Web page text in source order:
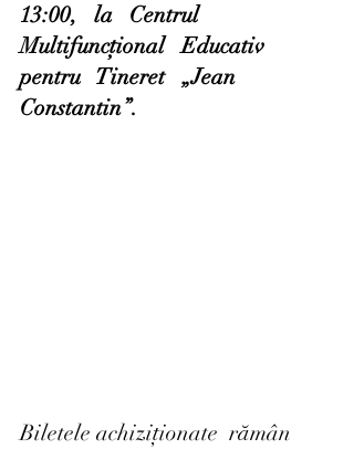
13:00,   la   Centrul
Multifuncțional   Educativ
pentru   Tineret   „Jean
Constantin”.
Biletele achiziționate  rămân